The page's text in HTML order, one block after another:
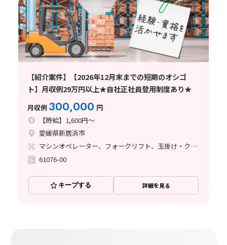
【紹介案件】【2026年12月末までの短期のオシゴ
ト】月収例29万円以上★自社正社員登用制度あり★
月収例 300,000 円
【時給】1,600円～
愛媛県新居浜市
マシンオペレーター、フォークリフト、玉掛け・クレーン
61076-00
キープする 詳細を見る